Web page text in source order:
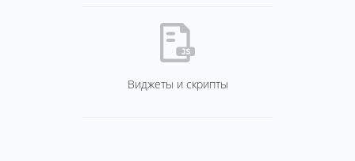
Виджеты и скрипты